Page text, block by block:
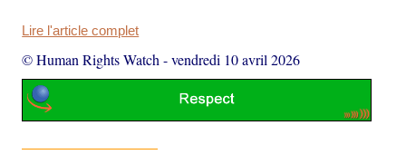
Lire l'article complet
© Human Rights Watch -vendredi 10 avril 2026